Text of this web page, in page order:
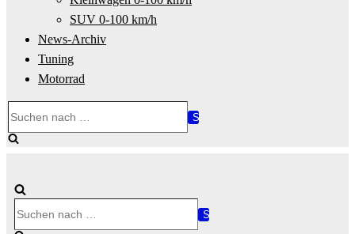
SUV 0-100 km/h
News-Archiv
Tuning
Motorrad
nach …
nach …